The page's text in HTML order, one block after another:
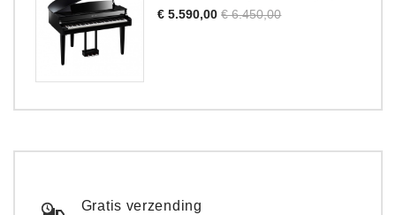
€ 5.590,00 Normale
€ 6.450,00Prijs
Gratis verzending